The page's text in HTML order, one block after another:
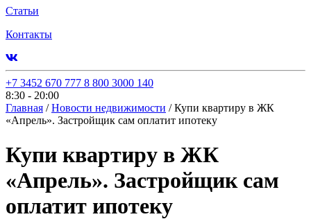
Статьи
Контакты
+7 3452 670 777 8 800 3000 140
8:30 - 20:00
Главная / Новости недвижимости / Купи квартиру в ЖК
«Апрель». Застройщик сам оплатит ипотеку
Купи квартиру в ЖК
«Апрель». Застройщик сам
оплатит ипотеку